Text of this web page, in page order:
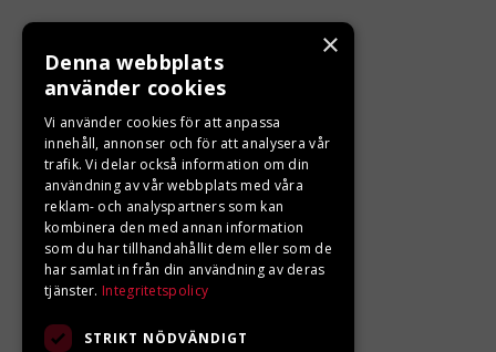
ÖPPETTIDER
Måndag - Fredag 10.00 -17.00
LJUNGBERGS MOTOR
Din BRP återförsäljare i Sveg!
×
Denna webbplats
använder cookies
Vi använder cookies för att anpassa
innehåll, annonser och för att analysera vår
trafik. Vi delar också information om din
användning av vår webbplats med våra
reklam- och analyspartners som kan
kombinera den med annan information
som du har tillhandahållit dem eller som de
har samlat in från din användning av deras
tjänster. Integritetspolicy
STRIKT NÖDVÄNDIGT